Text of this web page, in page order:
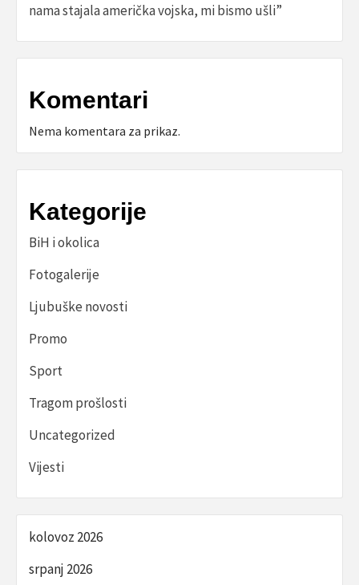
nama stajala američka vojska, mi bismo ušli”
Komentari
Nema komentara za prikaz.
Kategorije
BiH i okolica
Fotogalerije
Ljubuške novosti
Promo
Sport
Tragom prošlosti
Uncategorized
Vijesti
kolovoz 2026
srpanj 2026